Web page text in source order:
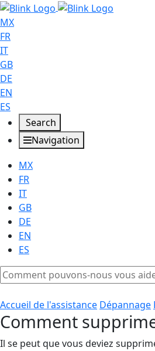
MX
FR
IT
GB
DE
EN
ES
Search
Navigation
MX
FR
IT
GB
DE
EN
ES
Accueil de l'assistance Dépannage
Comment
Il se peut que vous deviez